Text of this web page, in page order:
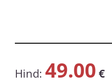
Hind: 49.00 €